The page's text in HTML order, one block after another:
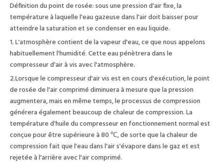
Définition du point de rosée: sous une pression d'air fixe, la
température à laquelle l'eau gazeuse dans l'air doit baisser pour
atteindre la saturation et se condenser en eau liquide.
1. L'atmosphère contient de la vapeur d'eau, ce que nous appelons
habituellement l'humidité. Cette eau pénètrera dans le
compresseur d'air à vis avec l'atmosphère.
2.Lorsque le compresseur d'air vis est en cours d'exécution, le point
de rosée de l'air comprimé diminuera à mesure que la pression
augmentera, mais en même temps, le processus de compression
générera également beaucoup de chaleur de compression. La
température d'huile du compresseur en fonctionnement normal est
conçue pour être supérieure à 80 ℃, de sorte que la chaleur de
compression fait que l'eau dans l'air s'évapore dans le gaz et est
rejetée à l'arrière avec l'air comprimé.